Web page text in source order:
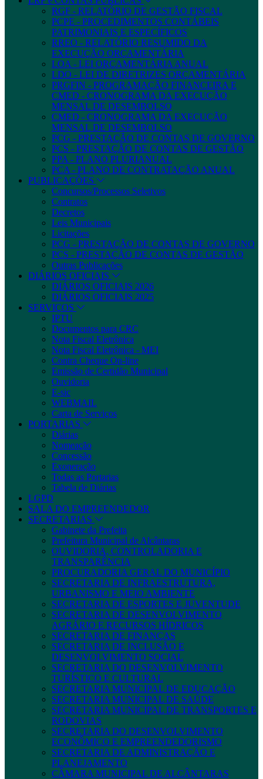
RGF - RELATÓRIO DE GESTÃO FISCAL
PCPE - PROCEDIMENTOS CONTÁBEIS
PATRIMONIAIS E ESPECÍFICOS
RREO - RELATÓRIO RESUMIDO DA
EXECUÇÃO ORÇAMENTÁRIA
LOA - LEI ORÇAMENTÁRIA ANUAL
LDO - LEI DE DIRETRIZES ORÇAMENTÁRIA
PRGFIN - PROGRAMAÇÃO FINANCEIRA E
CMED - CRONOGRAMA DA EXECUÇÃO
MENSAL DE DESEMBOLSO
CMED - CRONOGRAMA DA EXECUÇÃO
MENSAL DE DESEMBOLSO
PCG - PRESTAÇÃO DE CONTAS DE GOVERNO
PCS - PRESTAÇÃO DE CONTAS DE GESTÃO
PPA - PLANO PLURIANUAL
PCA - PLANO DE CONTRATAÇÃO ANUAL
PUBLICAÇÕES
Concursos/Processos Seletivos
Contratos
Decretos
Leis Municipais
Licitações
PCG - PRESTAÇÃO DE CONTAS DE GOVERNO
PCS - PRESTAÇÃO DE CONTAS DE GESTÃO
Outras Publicações
DIÁRIOS OFICIAIS
DIÁRIOS OFICIAIS 2026
DIÁRIOS OFICIAIS 2025
SERVIÇOS
IPTU
Documentos para CRC
Nota Fiscal Eletrônica
Nota Fiscal Eletrônica - MEI
Contra Cheque On-line
Emissão de Certidão Municipal
Ouvidoria
E-sic
WEBMAIL
Carta de Serviços
PORTARIAS
Diárias
Nomeação
Concessão
Exoneração
Todas as Portarias
Tabela de Diárias
LGPD
SALA DO EMPREENDEDOR
SECRETARIAS
Gabinete da Prefeita
Prefeitura Municipal de Alcântaras
OUVIDORIA, CONTROLADORIA E
TRANSPARÊNCIA
PROCURADORIA GERAL DO MUNICÍPIO
SECRETARIA DE INFRAESTRUTURA,
URBANISMO E MEIO AMBIENTE
SECRETARIA DE ESPORTES E JUVENTUDE
SECRETARIA DE DESENVOLVIMENTO
AGRÁRIO E RECURSOS HÍDRICOS
SECRETARIA DE FINANÇAS
SECRETARIA DE INCLUSÃO E
DESENVOLVIMENTO SOCIAL
SECRETARIA DO DESENVOLVIMENTO
TURÍSTICO E CULTURAL
SECRETARIA MUNICIPAL DE EDUCAÇÃO
SECRETARIA MUNICIPAL DE SAÚDE
SECRETARIA MUNICIPAL DE TRANSPORTES E
RODOVIAS
SECRETARIA DO DESENVOLVIMENTO
ECONÔMICO E EMPREENDEDORISMO
SECRETARIA DE ADMINISTRAÇÃO E
PLANEJAMENTO
CÂMARA MUNICIPAL DE ALCÂNTARAS